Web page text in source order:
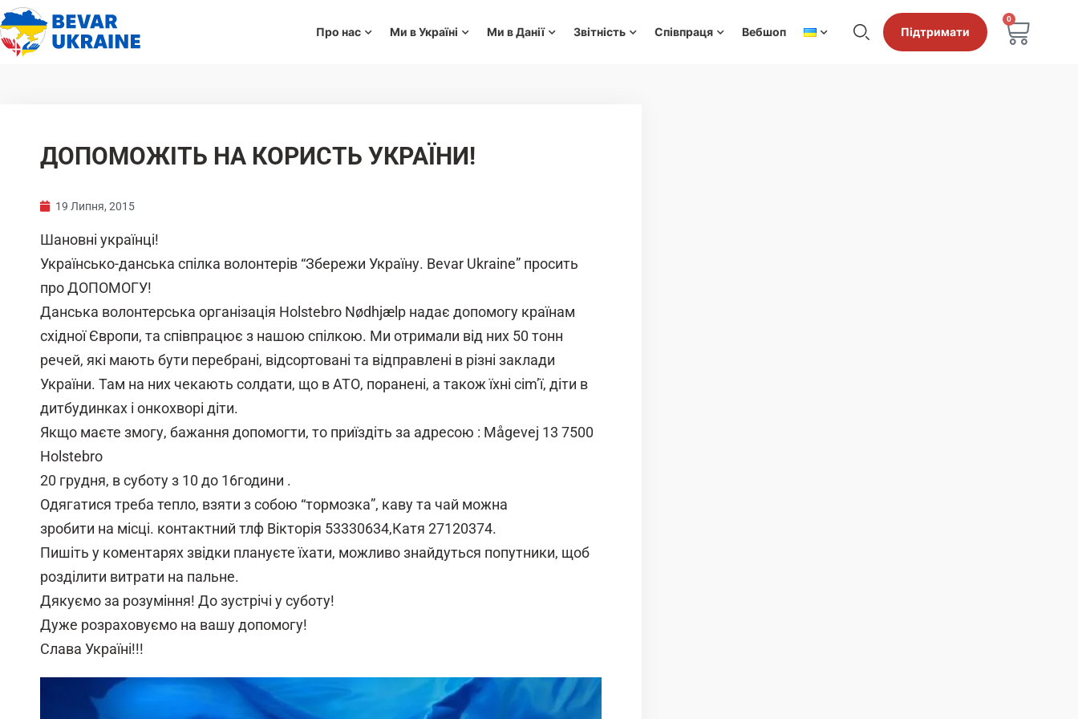
Про нас Ми в Україні Ми в Данії Звітність Співпраця Вебшоп Підтримати
0
ДОПОМОЖІТЬ НА КОРИСТЬ УКРАЇНИ!
19 Липня, 2015
Шановні українці!
Українсько-данська спілка волонтерів “Збережи Україну. Bevar Ukraine” просить
про ДОПОМОГУ!
Данська волонтерська організація Holstebro Nødhjælp надає допомогу країнам
східної Європи, та співпрацює з нашою спілкою. Ми отримали від них 50 тонн
речей, які мають бути перебрані, відсортовані та відправлені в різні заклади
України. Там на них чекають солдати, що в АТО, поранені, а також їхні сіm’ї, діти в
дитбудинках і онкохворі діти.
Якщо маєте змогу, бажання допомогти, то приїздіть за адресою : Mågevej 13 7500
Holstebro
20 грудня, в суботу з 10 до 16години .
Одягатися треба тепло, взяти з собою “тормозка”, каву та чай можна
зробити на місці. контактний тлф Вікторія 53330634,Катя 27120374.
Пишіть у коментарях звідки плануєте їхати, можливо знайдуться попутники, щоб
розділити витрати на пальне.
Дякуємо за розуміння! До зустрічі у суботу!
Дуже розраховуємо на вашу допомогу!
Слава Україні!!!